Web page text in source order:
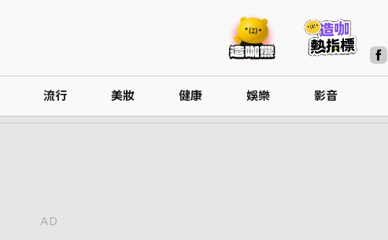
流行 美妝 健康 娛樂 影音